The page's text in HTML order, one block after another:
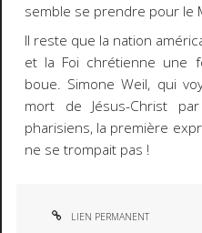
semble se prendre pour le
Il reste que la nation
et la Foi chrétienne une
boue. Simone Weil, qui
mort de Jésus-Christ
pharisiens, la première
ne se trompait pas !
LIEN PERMANENT